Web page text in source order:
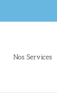
Nos Services